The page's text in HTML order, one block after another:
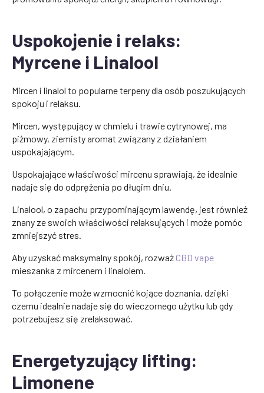
Uspokojenie i relaks:
Myrcene i Linalool
Mircen i linalol to popularne terpeny dla osób poszukujących
spokoju i relaksu.
Mircen, występujący w chmielu i trawie cytrynowej, ma
piżmowy, ziemisty aromat związany z działaniem
uspokajającym.
Uspokajające właściwości mircenu sprawiają, że idealnie
nadaje się do odprężenia po długim dniu.
Linalool, o zapachu przypominającym lawendę, jest również
znany ze swoich właściwości relaksujących i może pomóc
zmniejszyć stres.
Aby uzyskać maksymalny spokój, rozważ CBD vape
mieszanka z mircenem i linalolem.
To połączenie może wzmocnić kojące doznania, dzięki
czemu idealnie nadaje się do wieczornego użytku lub gdy
potrzebujesz się zrelaksować.
Energetyzujący lifting:
Limonene